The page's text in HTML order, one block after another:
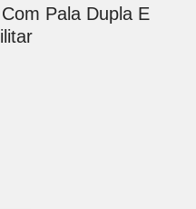
Pala Dupla E